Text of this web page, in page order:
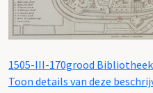
1505-III-170grood
Toon details van deze